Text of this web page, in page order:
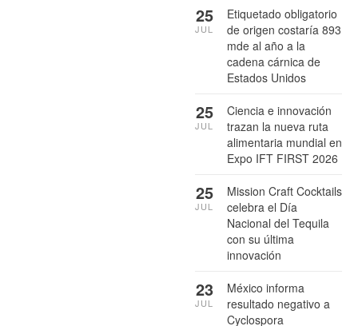
Etiquetado obligatorio
de origen costaría 893
mde al año a la
cadena cárnica de
Estados Unidos
25
JUL
Ciencia e innovación
trazan la nueva ruta
alimentaria mundial en
Expo IFT FIRST 2026
25
JUL
Mission Craft Cocktails
celebra el Día
Nacional del Tequila
con su última
innovación
25
JUL
México informa
resultado negativo a
Cyclospora
23
JUL